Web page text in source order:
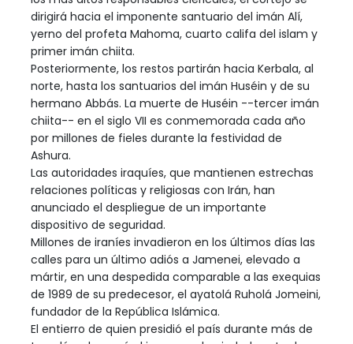
dirigirá hacia el imponente santuario del imán Alí,
yerno del profeta Mahoma, cuarto califa del islam y
primer imán chiita.
Posteriormente, los restos partirán hacia Kerbala, al
norte, hasta los santuarios del imán Huséin y de su
hermano Abbás. La muerte de Huséin --tercer imán
chiita-- en el siglo VII es conmemorada cada año
por millones de fieles durante la festividad de
Ashura.
Las autoridades iraquíes, que mantienen estrechas
relaciones políticas y religiosas con Irán, han
anunciado el despliegue de un importante
dispositivo de seguridad.
Millones de iraníes invadieron en los últimos días las
calles para un último adiós a Jamenei, elevado a
mártir, en una despedida comparable a las exequias
de 1989 de su predecesor, el ayatolá Ruholá Jomeini,
fundador de la República Islámica.
El entierro de quien presidió el país durante más de